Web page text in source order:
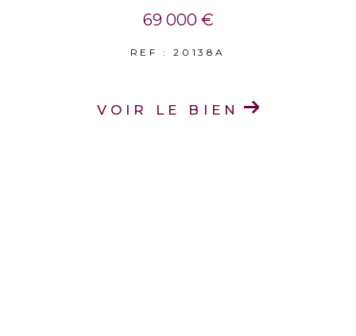
69 000 €
REF : 20138A
VOIR LE BIEN